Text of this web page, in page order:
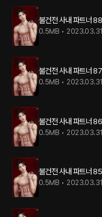
불건전 사내 파트너
0.5MB • 2023.03.31
불건전 사내 파트너
0.5MB • 2023.03.31
불건전 사내 파트너
0.5MB • 2023.03.31
불건전 사내 파트너
0.5MB • 2023.03.31